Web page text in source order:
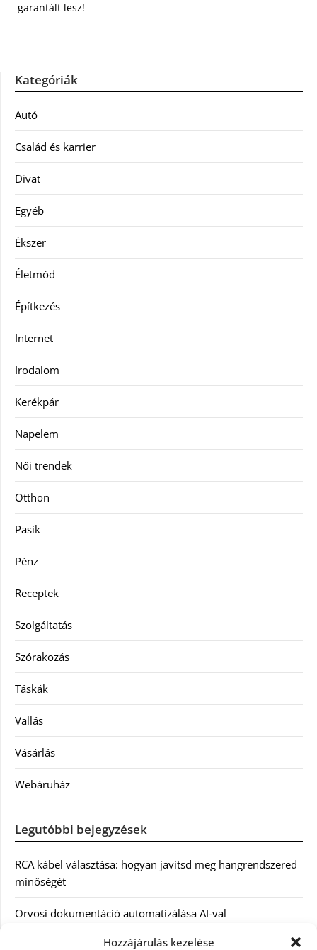
Hozzájárulás kezelése
garantált lesz!
Kategóriák
Autó
Család és karrier
Divat
Egyéb
Ékszer
Életmód
Építkezés
Internet
Irodalom
Kerékpár
Napelem
Női trendek
Otthon
Pasik
Pénz
Receptek
Szolgáltatás
Szórakozás
Táskák
Vallás
Vásárlás
Webáruház
Legutóbbi bejegyzések
RCA kábel választása: hogyan javítsd meg hangrendszered
minőségét
Orvosi dokumentáció automatizálása AI-val